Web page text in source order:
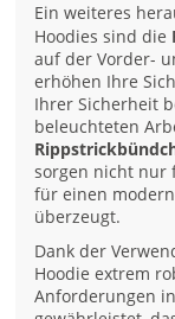
Ein weiteres
Hoodies sind die
auf der Vorder-
erhöhen Ihre
Ihrer Sicherheit
beleuchteten
sorgen nicht nur
für einen
überzeugt.
Dank der
Hoodie extrem
Anforderungen